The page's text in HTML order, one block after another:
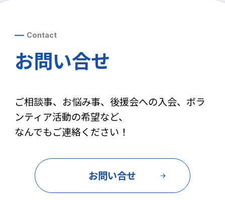
Contact
お問い合せ
ご相談事、お悩み事、後援会への入会、ボラ
ンティア活動の希望など、
なんでもご連絡ください！
お問い合せ